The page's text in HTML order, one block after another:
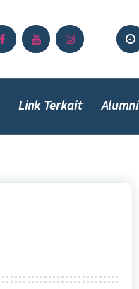
Link Terkait Alumni